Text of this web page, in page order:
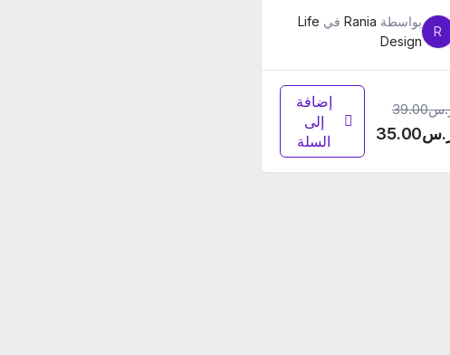
R
بواسطة Rania في Life
Design
39.00
35.00
إضافة
إلى
السلة